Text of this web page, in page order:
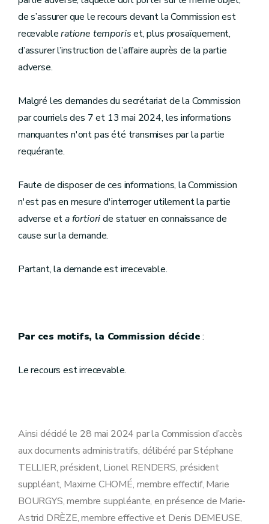
de s’assurer que le recours devant la Commission est
recevableratione temporiset, plus prosaïquement,
d’assurer l’instruction de l’affaire auprès de la partie
adverse.
Malgré les demandes du secrétariat de la Commission
par courriels des 7 et 13 mai 2024, les informations
manquantes n'ont pas été transmises par la partie
requérante.
Faute de disposer de ces informations, la Commission
n'est pas en mesure d'interroger utilement la partie
adverse eta fortioride statuer en connaissance de
cause sur la demande.
Partant, la demande est irrecevable.
Par ces motifs, la Commission décide:
Le recours est irrecevable.
Ainsi décidé le 28 mai 2024 par la Commission d’accès
aux documents administratifs, délibéré par Stéphane
TELLIER, président, Lionel RENDERS, président
suppléant, Maxime CHOMÉ, membre effectif, Marie
BOURGYS, membre suppléante, en présence de Marie-
Astrid DRÈZE, membre effective et Denis DEMEUSE,